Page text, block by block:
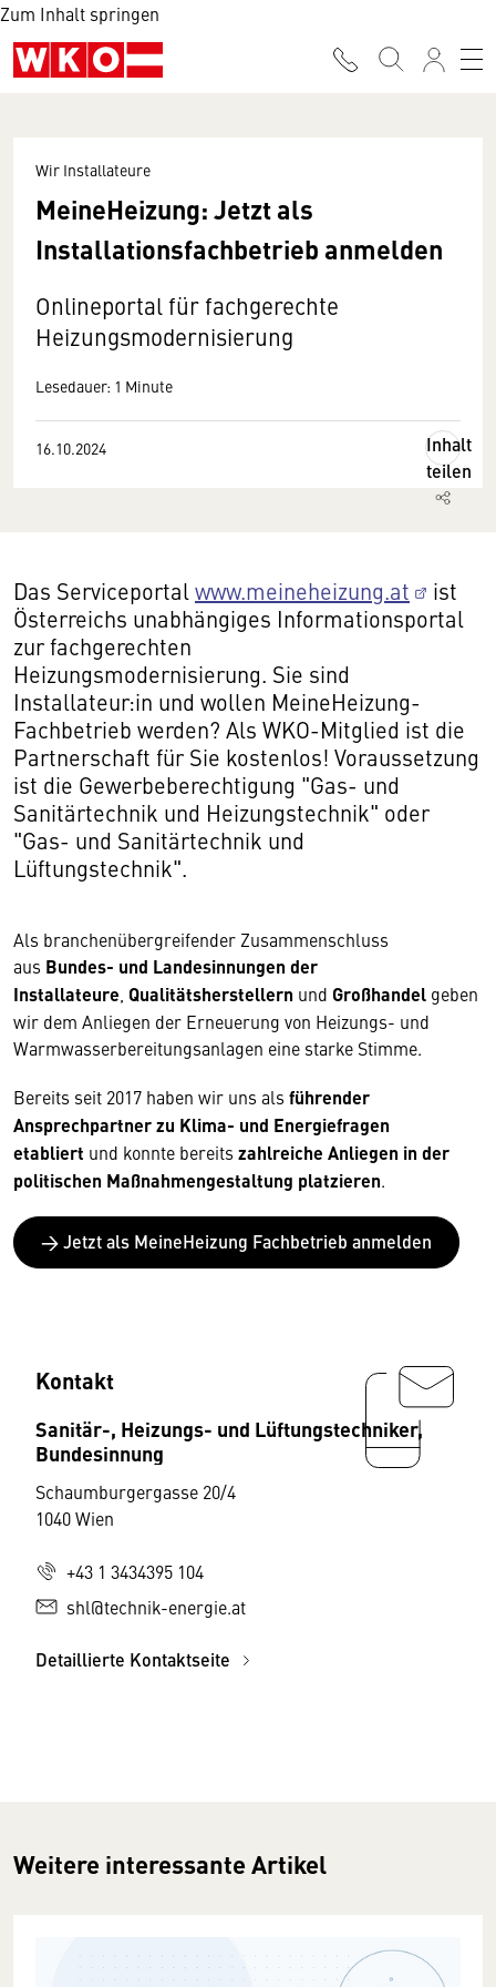
Zum Inhalt springen
Wir Installateure
MeineHeizung: Jetzt als
Installationsfachbetrieb anmelden
Onlineportal für fachgerechte
Heizungsmodernisierung
Lesedauer: 1 Minute
16.10.2024
Inhalt
teilen
Das Serviceportal www.meineheizung.at
ist
Österreichs unabhängiges Informationsportal
zur fachgerechten
Heizungsmodernisierung. Sie sind
Installateur:in und wollen MeineHeizung-
Fachbetrieb werden? Als WKO-Mitglied ist die
Partnerschaft für Sie kostenlos! Voraussetzung
ist die Gewerbeberechtigung "Gas- und
Sanitärtechnik und Heizungstechnik" oder
"Gas- und Sanitärtechnik und
Lüftungstechnik".
Als branchenübergreifender Zusammenschluss
aus Bundes- und Landesinnungen der
Installateure Qualitätsherstellern und Großhandel geben
wir dem Anliegen der Erneuerung von Heizungs- und
Warmwasserbereitungsanlagen eine starke Stimme.
Bereits seit 2017 haben wir uns als führender
Ansprechpartner zu Klima- und Energiefragen
etabliert und konnte bereits zahlreiche Anliegen in der
politischen Maßnahmengestaltung platzieren.
→ Jetzt als MeineHeizung Fachbetrieb anmelden
Kontakt
Sanitär-, Heizungs- und Lüftungstechniker,
Bundesinnung
Schaumburgergasse 20/4
1040 Wien
+43 1 3434395 104
shl@technik-energie.at
Detaillierte Kontaktseite
Weitere interessante Artikel